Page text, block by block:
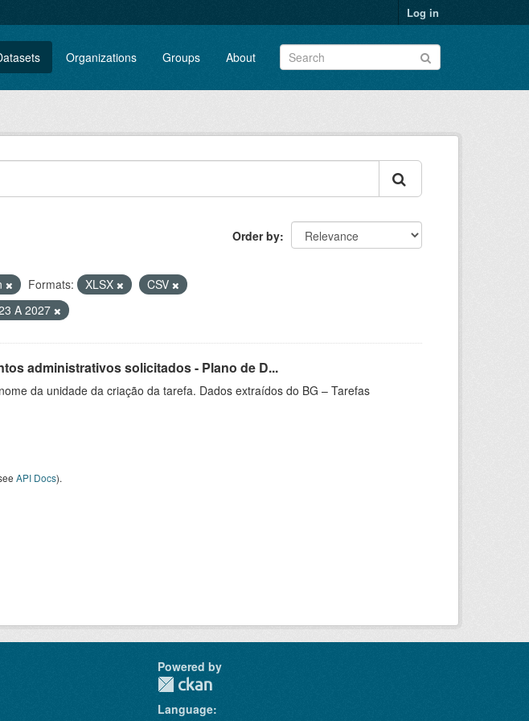
Log in
Organizations Groups About
Order by
Formats: XLSX
CSV
A 2027
administrativos solicitados - Plano de D...
da unidade da criação da tarefa. Dados extraídos do BG – Tarefas
API Docs).
Powered by
Language